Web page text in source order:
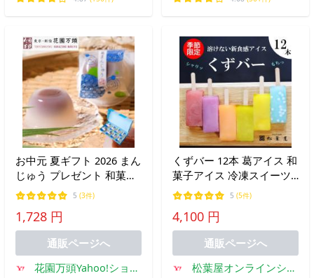
お中元 夏ギフト 2026 まん
じゅう プレゼント 和菓子
ギフト 代表銘菓 花園万頭
葛まんじゅう8個入
5 (3件)
1,728 円
通販ページへ
花園万頭Yahoo!ショッ
くずバー 12本 葛アイス 和
菓子アイス 冷凍スイーツ
ギフト 島根 松葉屋 送料無
料
5 (5件)
4,100 円
通販ページへ
松葉屋オンラインショ